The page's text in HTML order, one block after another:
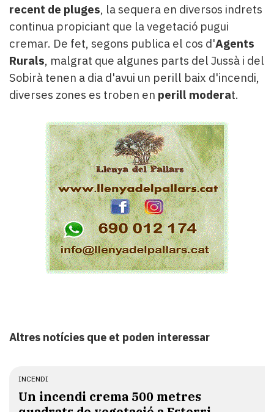
recent de pluges, la sequera en diversos indrets
continua propiciant que la vegetació pugui
cremar. De fet, segons publica el cos d'Agents
Rurals, malgrat que algunes parts del Jussà i del
Sobirà tenen a dia d'avui un perill baix d'incendi,
diverses zones es troben en perill moderat.
Altres notícies que et poden interessar
INCENDI
Un incendi crema 500 metres